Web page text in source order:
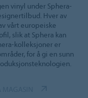
vinyl under Sphera-
Hver av
vårt europeiske
slik at Sphera kan
kolleksjoner er
for å gi en sunn